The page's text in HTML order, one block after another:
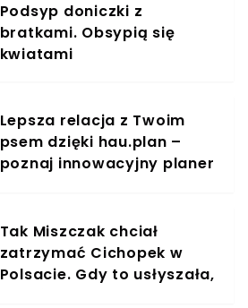
Podsyp doniczki z
bratkami. Obsypią się
kwiatami
Lepsza relacja z Twoim
psem dzięki hau.plan –
poznaj innowacyjny planer
Tak Miszczak chciał
zatrzymać Cichopek w
Polsacie. Gdy to usłyszała,